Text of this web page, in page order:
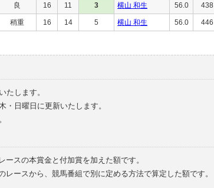
良 16 11 3 横山 和生 56.0 438
稍重 16 14 5 横山 和生 56.0 446
たします。
日曜日に更新いたします。
ースの本賞金と付加賞を加えた額です。
ースから、競馬番組で別に定める方法で算定した額です。